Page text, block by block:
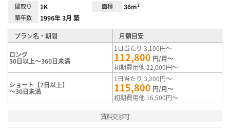
間取り 1K 面積 36m²
築年数 1996年 3月 築
プラン名・期間 月額目安
ロング
30日以上～360日未満
1日当たり 3,100円～
112,800 円/月～
初期費用他 22,000円～
ショート【7日以上】
～30日未満
1日当たり 3,200円～
115,800 円/月～
初期費用他 16,500円～
賃料交渉可